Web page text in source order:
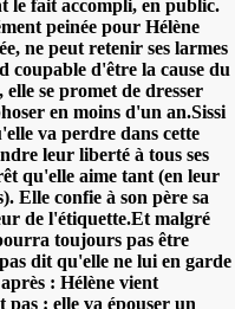
le fait accompli, en public.
peinée pour Hélène
ne peut retenir ses larmes
coupable d'être la cause du
se promet de dresser
en moins d'un an.Sissi
va perdre dans cette
leur liberté à tous ses
qu'elle aime tant (en leur
Elle confie à son père sa
de l'étiquette.Et malgré
toujours pas être
dit qu'elle ne lui en garde
: Hélène vient
pas : elle va épouser un